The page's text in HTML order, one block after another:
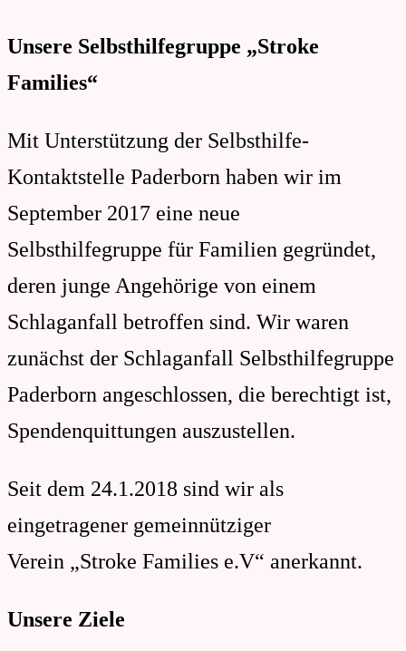
Families"
Unsere Selbsthilfegruppe „Stroke
Families“
Mit Unterstützung der Selbsthilfe-
Kontaktstelle Paderborn haben wir im
September 2017 eine neue
Selbsthilfegruppe für Familien gegründet,
deren junge Angehörige von einem
Schlaganfall betroffen sind. Wir waren
zunächst der Schlaganfall Selbsthilfegruppe
Paderborn angeschlossen, die berechtigt ist,
Spendenquittungen auszustellen.
Seit dem 24.1.2018 sind wir als
eingetragener gemeinnütziger
Verein „Stroke Families e.V“ anerkannt.
Unsere Ziele